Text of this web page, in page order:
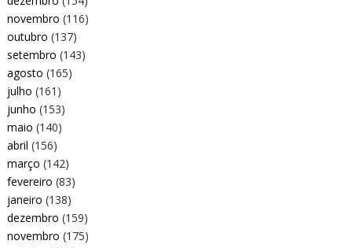
novembro (116)
outubro (137)
setembro (143)
agosto (165)
julho (161)
junho (153)
maio (140)
abril (156)
março (142)
fevereiro (83)
janeiro (138)
dezembro (159)
novembro (175)